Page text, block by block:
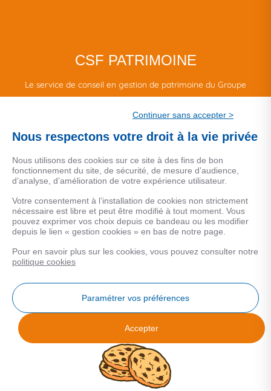
CSF PATRIMOINE
Le service de conseil en gestion de patrimoine du Groupe
MENTIONS LEGALES
Données personnelles
COOKIES
Analyse des performances
© 2026 Facilogi - Solutions en stratégie et intelligence immobilière
Continuer sans accepter >
Nous respectons votre droit à la vie privée
Nous utilisons des cookies sur ce site à des fins de bon
fonctionnement du site, de sécurité, de mesure d’audience,
d’analyse, d’amélioration de votre expérience utilisateur.
Votre consentement à l’installation de cookies non strictement
nécessaire est libre et peut être modifié à tout moment. Vous
pouvez exprimer vos choix depuis ce bandeau ou les modifier
depuis le lien « gestion cookies » en bas de notre page.
Pour en savoir plus sur les cookies, vous pouvez consulter notre
politique cookies
Paramétrer vos préférences
Accepter